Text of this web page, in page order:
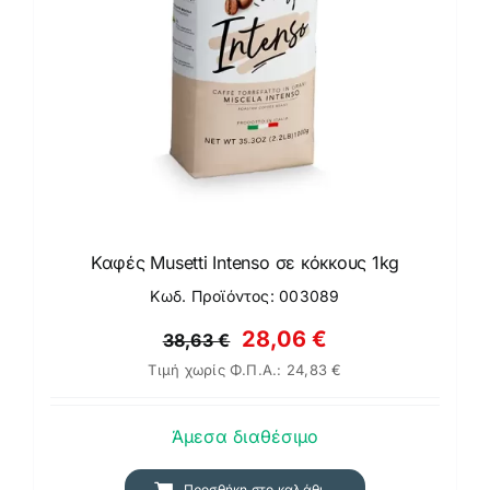
Καφές Musetti Intenso σε κόκκους 1kg
Κωδ. Προϊόντος: 003089
38,63€ Original
price
38,63 €.
28,06€
τρέχουσα
Τιμή χωρίς Φ.Π.Α.: 24,83€
Άμεσα διαθέσιμο